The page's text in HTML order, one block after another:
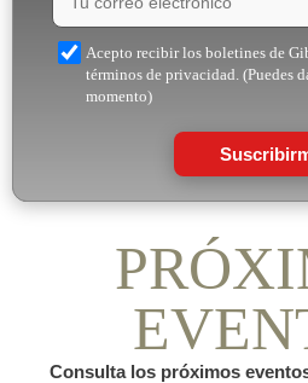
Acepto recibir los boletines de
términos de privacidad. (Puedes
momento)
Consulta los próximos